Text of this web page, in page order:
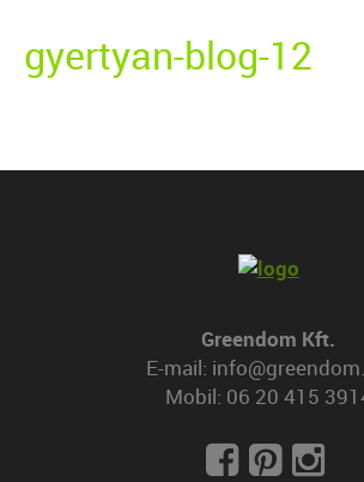
gyertyan-blog-12
Greendom Kft.
E-mail:
Mobil: 06 20 415